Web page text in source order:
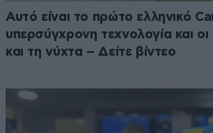
Αυτό είναι το πρώτο ελληνικό
υπερσύγχρονη τεχνολογία και
και τη νύχτα – Δείτε βίντεο